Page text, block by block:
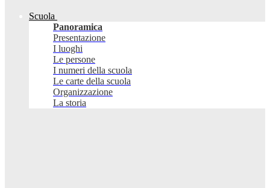
Scuola
Panoramica
Presentazione
I luoghi
Le persone
I numeri della scuola
Le carte della scuola
Organizzazione
La storia